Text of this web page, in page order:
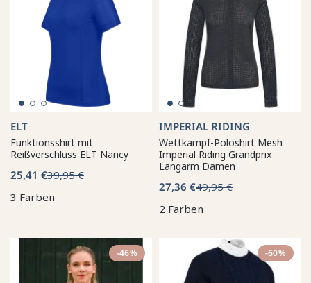
ELT
Funktionsshirt mit
Reißverschluss ELT Nancy
25,41 €39,95 €
3 Farben
IMPERIAL RIDING
Wettkampf-Poloshirt Mesh
Imperial Riding Grandprix
Langarm Damen
27,36 €49,95 €
2 Farben
-46% -60%